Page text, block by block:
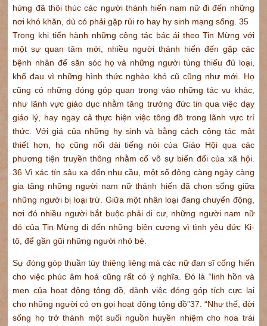
hứng đã thôi thúc các người thánh hiến nam nữ đi đến những
nơi khó khăn, dù có phải gặp rủi ro hay hy sinh mạng sống. 35
Trong khi tiến hành những công tác bác ái theo Tin Mừng với
một sự quan tâm mới, nhiều người thánh hiến đến gặp các
bệnh nhân để săn sóc họ và những người túng thiếu đủ loại,
khổ đau vì những hình thức nghèo khó cũ cũng như mới. Họ
cũng có những đóng góp quan trọng vào những tác vụ khác,
như lãnh vực giáo dục nhằm tăng trưởng đức tin qua việc dạy
giáo lý, hay ngay cả thực hiện việc tông đồ trong lãnh vực trí
thức. Với giá của những hy sinh và bằng cách cộng tác mật
thiết hơn, họ cũng nối dài tiếng nói của Giáo Hội qua các
phương tiện truyền thông nhằm cổ võ sự biến đổi của xã hội.
36 Vì xác tín sâu xa đến nhu cầu, một số đông càng ngày càng
gia tăng những người nam nữ thánh hiến đã chọn sống giữa
những người bị loại trừ. Giữa một nhân loại đang chuyển động,
nơi đó nhiều người bắt buộc phải di cư, những người nam nữ
đó của Tin Mừng đi đến những biên cương vì tình yêu đức Ki-
tô, để gần gũi những người nhỏ bé.
Sự đóng góp thuần túy thiêng liêng mà các nữ đan sĩ cống hiến
cho việc phúc âm hoá cũng rất có ý nghĩa. Đó là “linh hồn và
men của hoạt động tông đồ, dành việc đóng góp tích cực lại
cho những người có ơn gọi hoạt động tông đồ”37. “Như thế, đời
sống họ trở thành một suối nguồn huyền nhiệm cho hoa trái